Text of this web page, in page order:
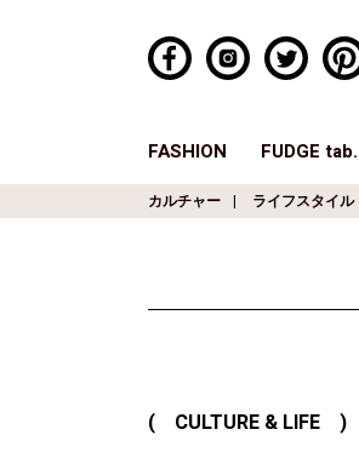
FASHION FUDGE tab.
カルチャー ライフスタイル
( CULTURE & LIFE )